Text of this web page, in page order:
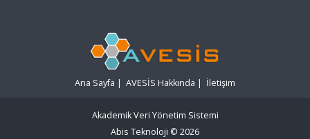
Ana Sayfa | AVESİS Hakkında | İletişim
Akademik Veri Yönetim Sistemi
Abis Teknoloji © 2026